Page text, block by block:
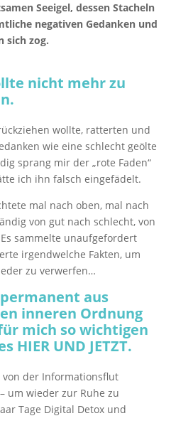
Seeigel, dessen Stacheln
negativen Gedanken und
sich zog.
nicht mehr zu
wollte, ratterten und
wie eine schlecht geölte
sprang mir der „rote Faden“
ich ihn falsch eingefädelt.
mal nach oben, mal nach
von gut nach schlecht, von
sammelte unaufgefordert
irgendwelche Fakten, um
zu verwerfen…
aus
inneren Ordnung
mich so wichtigen
HIER UND JETZT.
von der Informationsflut
um wieder zur Ruhe zu
Tage Digital Detox und